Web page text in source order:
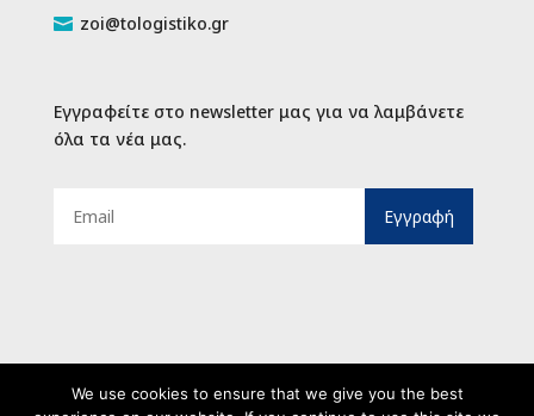
 zoi@tologistiko.gr
Εγγραφείτε στο newsletter μας για να λαμβάνετε
όλα τα νέα μας.
We use cookies to ensure that we give you the best